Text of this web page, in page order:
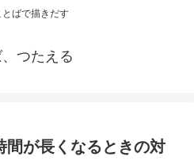
とばで描きだす
つたえる
間が長くなるときの対